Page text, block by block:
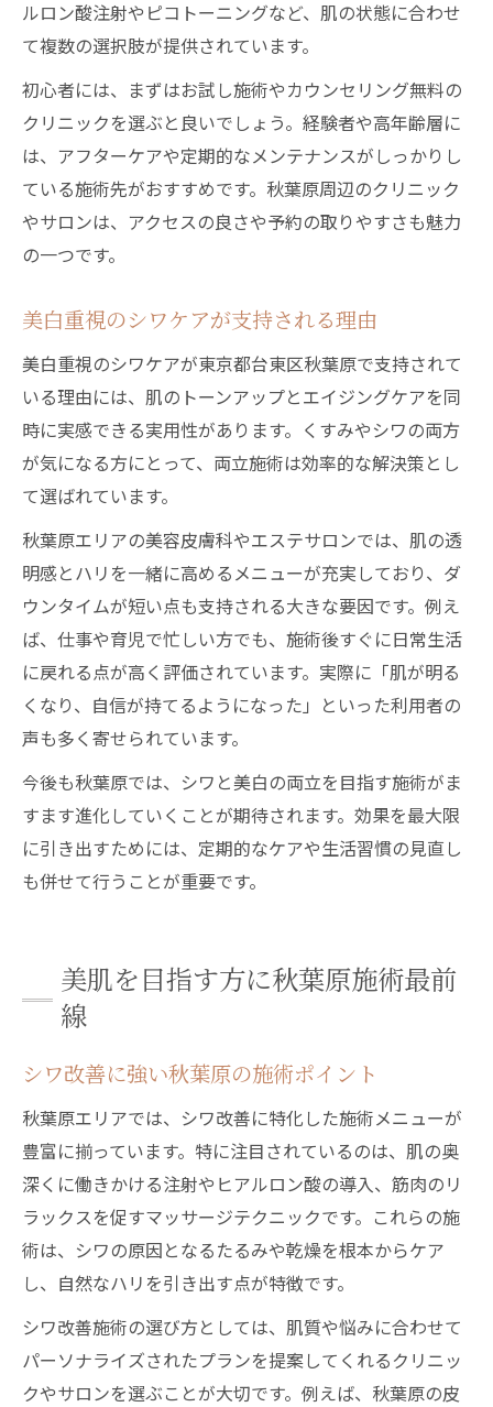
ルロン酸注射やピコトーニングなど、肌の状態に合わせ
て複数の選択肢が提供されています。
初心者には、まずはお試し施術やカウンセリング無料の
クリニックを選ぶと良いでしょう。経験者や高年齢層に
は、アフターケアや定期的なメンテナンスがしっかりし
ている施術先がおすすめです。秋葉原周辺のクリニック
やサロンは、アクセスの良さや予約の取りやすさも魅力
の一つです。
美白重視のシワケアが支持される理由
美白重視のシワケアが東京都台東区秋葉原で支持されて
いる理由には、肌のトーンアップとエイジングケアを同
時に実感できる実用性があります。くすみやシワの両方
が気になる方にとって、両立施術は効率的な解決策とし
て選ばれています。
秋葉原エリアの美容皮膚科やエステサロンでは、肌の透
明感とハリを一緒に高めるメニューが充実しており、ダ
ウンタイムが短い点も支持される大きな要因です。例え
ば、仕事や育児で忙しい方でも、施術後すぐに日常生活
に戻れる点が高く評価されています。実際に「肌が明る
くなり、自信が持てるようになった」といった利用者の
声も多く寄せられています。
今後も秋葉原では、シワと美白の両立を目指す施術がま
すます進化していくことが期待されます。効果を最大限
に引き出すためには、定期的なケアや生活習慣の見直し
も併せて行うことが重要です。
美肌を目指す方に秋葉原施術最前
線
シワ改善に強い秋葉原の施術ポイント
秋葉原エリアでは、シワ改善に特化した施術メニューが
豊富に揃っています。特に注目されているのは、肌の奥
深くに働きかける注射やヒアルロン酸の導入、筋肉のリ
ラックスを促すマッサージテクニックです。これらの施
術は、シワの原因となるたるみや乾燥を根本からケア
し、自然なハリを引き出す点が特徴です。
シワ改善施術の選び方としては、肌質や悩みに合わせて
パーソナライズされたプランを提案してくれるクリニッ
クやサロンを選ぶことが大切です。例えば、秋葉原の皮